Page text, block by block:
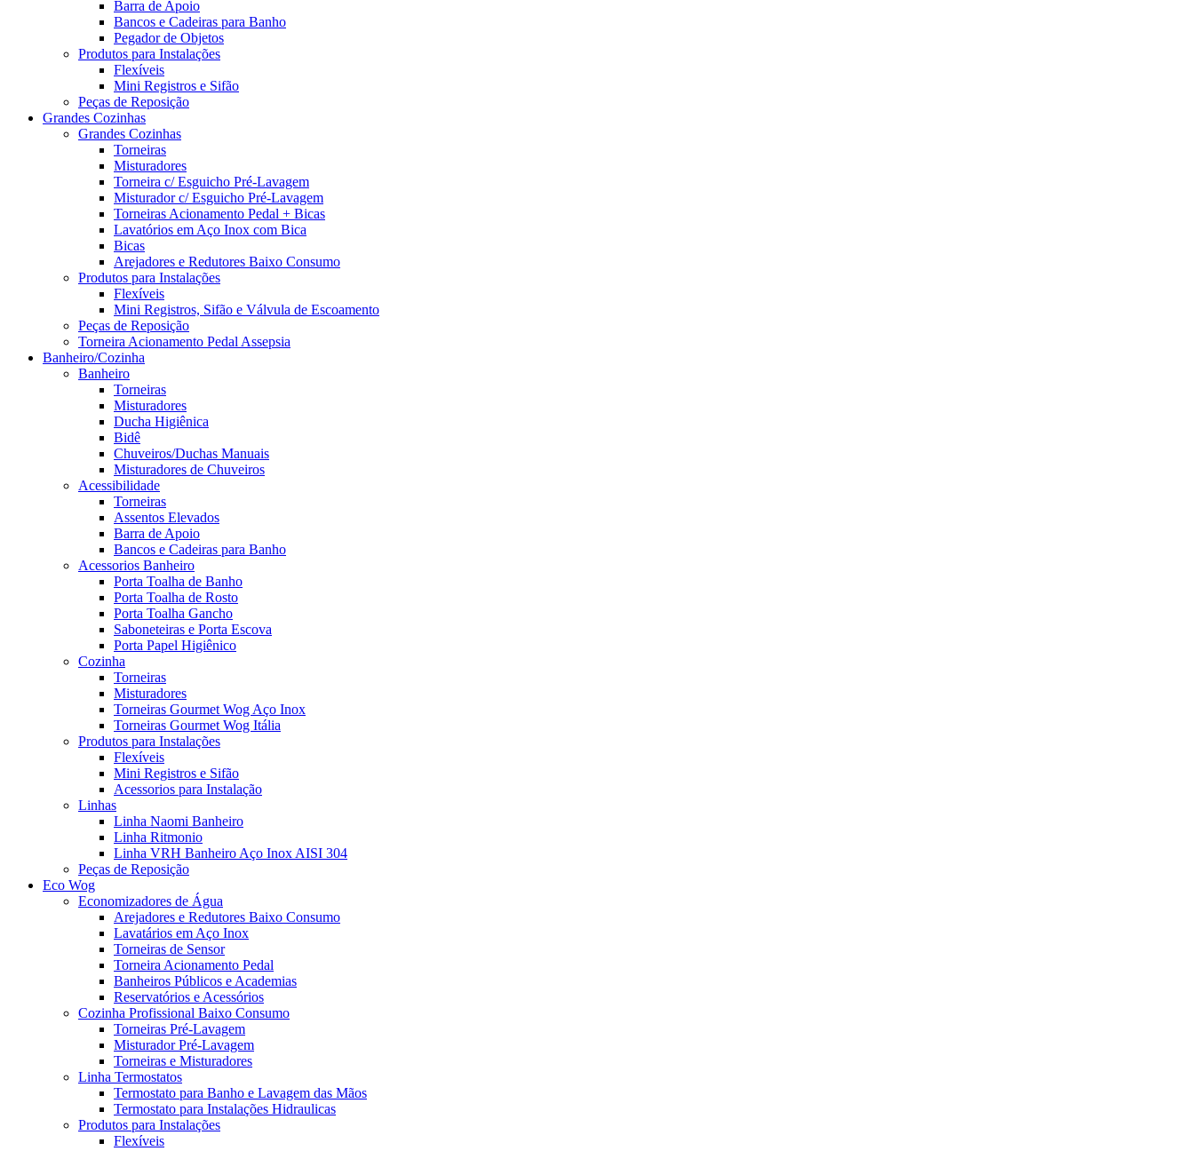
Barra de Apoio
Bancos e Cadeiras para Banho
Pegador de Objetos
Produtos para Instalações
Flexíveis
Mini Registros e Sifão
Peças de Reposição
Grandes Cozinhas
Grandes Cozinhas
Torneiras
Misturadores
Torneira c/ Esguicho Pré-Lavagem
Misturador c/ Esguicho Pré-Lavagem
Torneiras Acionamento Pedal + Bicas
Lavatórios em Aço Inox com Bica
Bicas
Arejadores e Redutores Baixo Consumo
Produtos para Instalações
Flexíveis
Mini Registros, Sifão e Válvula de Escoamento
Peças de Reposição
Torneira Acionamento Pedal Assepsia
Banheiro/Cozinha
Banheiro
Torneiras
Misturadores
Ducha Higiênica
Bidê
Chuveiros/Duchas Manuais
Misturadores de Chuveiros
Acessibilidade
Torneiras
Assentos Elevados
Barra de Apoio
Bancos e Cadeiras para Banho
Acessorios Banheiro
Porta Toalha de Banho
Porta Toalha de Rosto
Porta Toalha Gancho
Saboneteiras e Porta Escova
Porta Papel Higiênico
Cozinha
Torneiras
Misturadores
Torneiras Gourmet Wog Aço Inox
Torneiras Gourmet Wog Itália
Produtos para Instalações
Flexíveis
Mini Registros e Sifão
Acessorios para Instalação
Linhas
Linha Naomi Banheiro
Linha Ritmonio
Linha VRH Banheiro Aço Inox AISI 304
Peças de Reposição
Eco Wog
Economizadores de Água
Arejadores e Redutores Baixo Consumo
Lavatários em Aço Inox
Torneiras de Sensor
Torneira Acionamento Pedal
Banheiros Públicos e Academias
Reservatórios e Acessórios
Cozinha Profissional Baixo Consumo
Torneiras Pré-Lavagem
Misturador Pré-Lavagem
Torneiras e Misturadores
Linha Termostatos
Termostato para Banho e Lavagem das Mãos
Termostato para Instalações Hidraulicas
Produtos para Instalações
Flexíveis